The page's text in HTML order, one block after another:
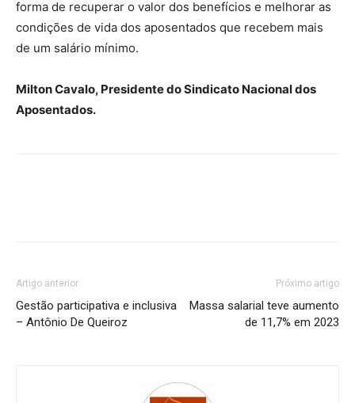
forma de recuperar o valor dos benefícios e melhorar as
condições de vida dos aposentados que recebem mais
de um salário mínimo.
Milton Cavalo, Presidente do Sindicato Nacional dos
Aposentados.
Artigo anterior
Gestão participativa e inclusiva
– Antônio De Queiroz
Próximo artigo
Massa salarial teve aumento
de 11,7% em 2023